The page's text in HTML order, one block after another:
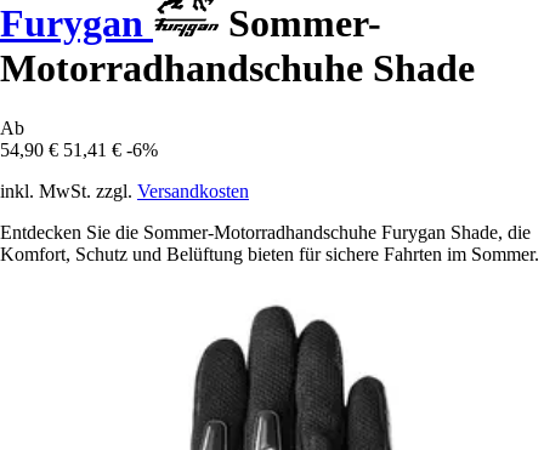
Furygan
Sommer-
Motorradhandschuhe Shade
Ab
54,90 € 51,41 € -6%
inkl. MwSt. zzgl. Versandkosten
Entdecken Sie die Sommer-Motorradhandschuhe Furygan Shade, die
Komfort, Schutz und Belüftung bieten für sichere Fahrten im Sommer.